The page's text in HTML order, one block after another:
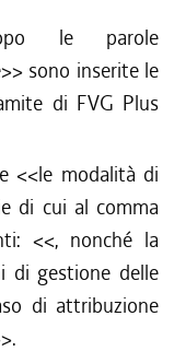
le parole
>> sono inserite le
di FVG Plus
<<le modalità di
di cui al comma
<<, nonché la
di gestione delle
di attribuzione